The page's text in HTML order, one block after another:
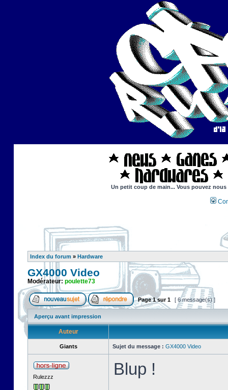
Un petit coup de main... Vous pouvez
Index du forum » Hardware
GX4000 Video
Modérateur: poulette73
Page1sur1 [ 6 message(s) ]
Aperçu avant impression
Auteur
Giants Sujet du message : GX4000 Video
Rulezzz Blup !